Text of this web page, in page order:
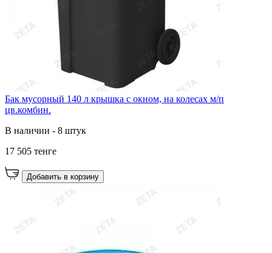
Бак мусорный 140 л крышка с окном, на колесах м/п
цв.комбин.
В наличии - 8 штук
17 505 тенге
Добавить в корзину